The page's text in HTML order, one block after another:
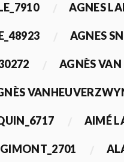
AGNES
AGNES
AGNÈS
AIMÉ